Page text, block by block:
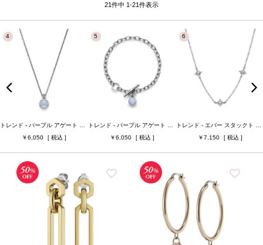
商品カテゴリ
ケースサイズ
ケースの形状
ベルト幅
ケースカラー
ベルトカラー
ジュエリータイプ
ジュエリーカラー
21件中 1-21件表示
6,050
6,050
7,150